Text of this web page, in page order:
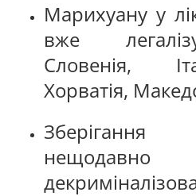
Марихуану у
вже
Словенія,
Хорватія,
нещодавно